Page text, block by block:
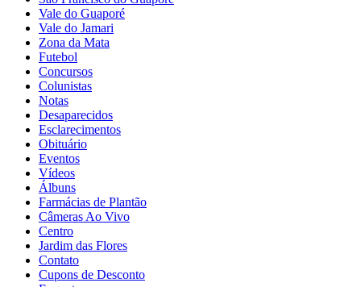
Vale do Guaporé
Vale do Jamari
Zona da Mata
Futebol
Concursos
Colunistas
Notas
Desaparecidos
Esclarecimentos
Obituário
Eventos
Vídeos
Álbuns
Farmácias de Plantão
Câmeras Ao Vivo
Centro
Jardim das Flores
Contato
Cupons de Desconto